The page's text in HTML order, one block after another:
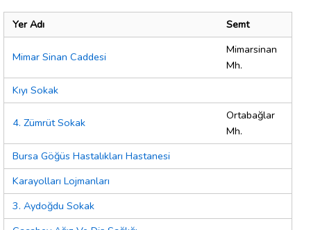
Yer Adı Semt
Mimar Sinan Caddesi
Mimarsinan
Mh.
Kıyı Sokak
4. Zümrüt Sokak
Ortabağlar
Mh.
Bursa Göğüs Hastalıkları Hastanesi
Karayolları Lojmanları
3. Aydoğdu Sokak